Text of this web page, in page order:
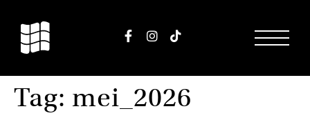
Tag: mei_2026